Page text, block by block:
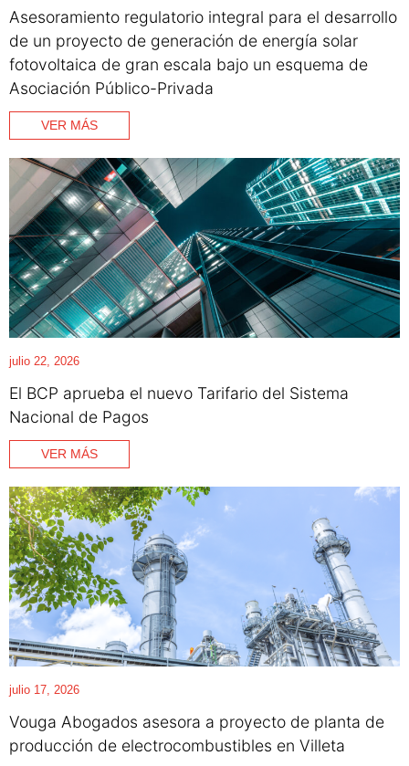
Asesoramiento regulatorio integral para el desarrollo
de un proyecto de generación de energía solar
fotovoltaica de gran escala bajo un esquema de
Asociación Público-Privada
VER MÁS
julio 22, 2026
El BCP aprueba el nuevo Tarifario del Sistema
Nacional de Pagos
VER MÁS
julio 17, 2026
Vouga Abogados asesora a proyecto de planta de
producción de electrocombustibles en Villeta